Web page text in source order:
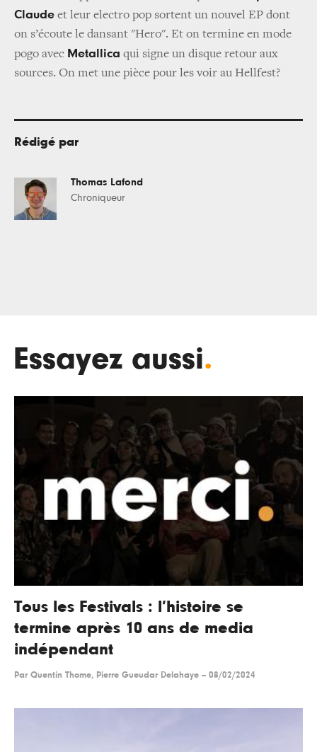
Claude et leur electro pop sortent un nouvel EP dont
on s’écoute le dansant "Hero". Et on termine en mode
pogo avec Metallica qui signe un disque retour aux
sources. On met une pièce pour les voir au Hellfest?
Rédigé par
Thomas Lafond
Chroniqueur
Essayez aussi.
Tous les Festivals : l’histoire se
termine après 10 ans de media
indépendant
Par Quentin Thome, Pierre Gueudar Delahaye -- 08/02/2024